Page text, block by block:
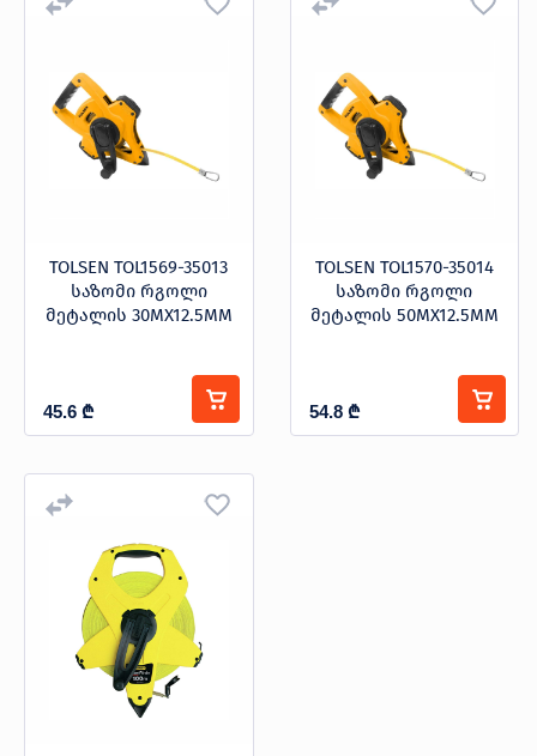
TOLSEN TOL1569-35013
საზომი რგოლი
მეტალის 30MX12.5MM
45.6 ₾
TOLSEN TOL1570-35014
საზომი რგოლი
მეტალის 50MX12.5MM
54.8 ₾